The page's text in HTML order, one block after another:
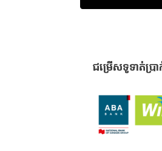
ជម្រើសទូទាត់ប្រា